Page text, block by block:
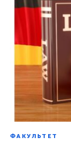
ФАКУЛЬТЕТ